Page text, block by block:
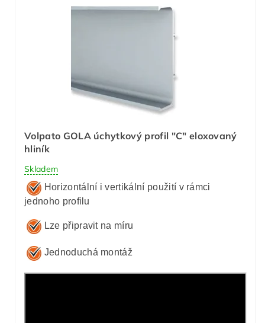
Volpato GOLA úchytkový profil "C" eloxovaný
hliník
Skladem
Horizontální i vertikální použití v rámci
jednoho profilu
Lze připravit na míru
Jednoduchá montáž